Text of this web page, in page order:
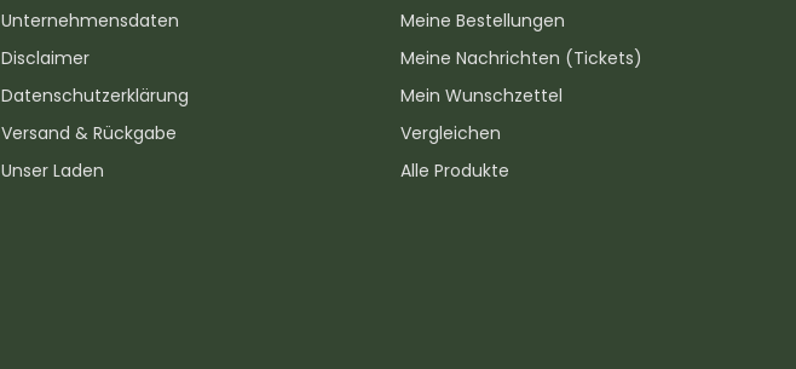
Unternehmensdaten
Disclaimer
Datenschutzerklärung
Versand & Rückgabe
Unser Laden
Meine Bestellungen
Meine Nachrichten (Tickets)
Mein Wunschzettel
Vergleichen
Alle Produkte